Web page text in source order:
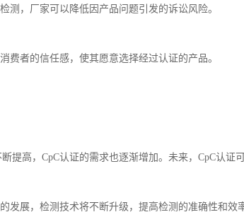
测，厂家可以降低因产品问题引发的诉讼风险。
费者的信任感，使其愿意选择经过认证的产品。
提高，CpC认证的需求也逐渐增加。未来，CpC认证
发展，检测技术将不断升级，提高检测的准确性和效